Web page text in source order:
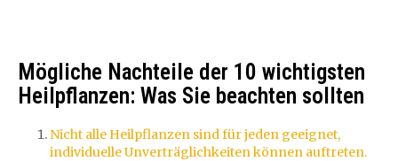
Mögliche Nachteile der 10 wichtigsten
Heilpflanzen: Was Sie beachten sollten
Nicht alle Heilpflanzen sind für jeden geeignet,
individuelle Unverträglichkeiten können auftreten.